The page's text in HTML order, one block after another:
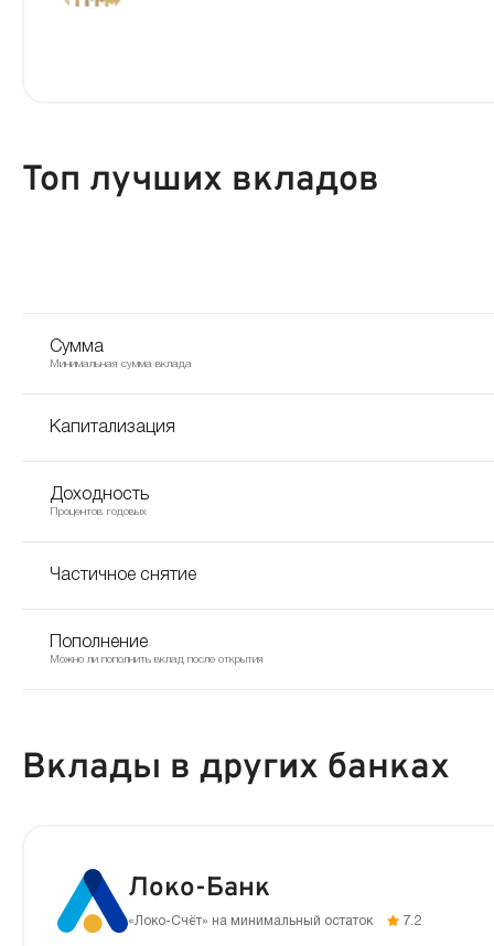
Топ лучших вкладов
Сумма
Минимальная сумма вклада
Капитализация
Доходность
Процентов годовых
Частичное снятие
Пополнение
Можно ли пополнить вклад после открытия
Вклады в других банках
Локо-Банк
«Локо-Счёт» на минимальный остаток 7.2